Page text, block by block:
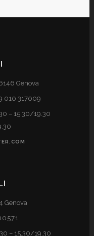
Genova
010 317009
– 15.30/19.30
Genova
– 15.30/19.30